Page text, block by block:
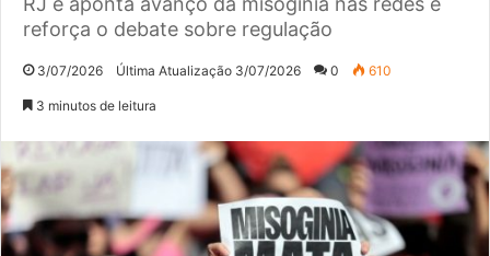
reforça o debate sobre regulação
3/07/2026 Última Atualização 3/07/2026 0 610
3 minutos de leitura